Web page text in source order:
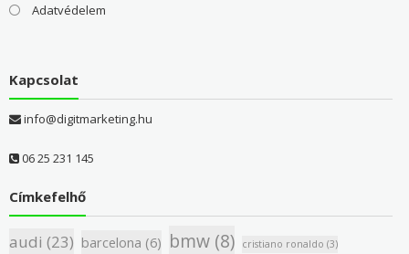
Adatvédelem
Kapcsolat
info@digitmarketing.hu
06 25 231 145
Címkefelhő
audi (23) barcelona (6) bmw(8) cristiano ronaldo (3)